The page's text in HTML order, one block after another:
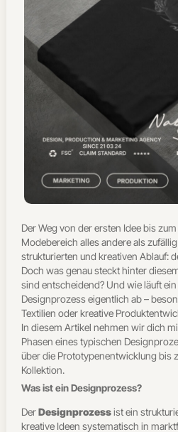
Der Weg von der ersten Idee bis
Modebereich alles andere als
strukturierten und kreativen Ablauf:
Doch was genau steckt hinter
sind entscheidend? Und wie läuft
Designprozess eigentlich ab –
Textilien oder kreative
In diesem Artikel nehmen wir dich
Phasen eines typischen
über die Prototypenentwicklung bis
Kollektion.
Was ist ein Designprozess?
DerDesignprozessist ein
kreative Ideen systematisch in